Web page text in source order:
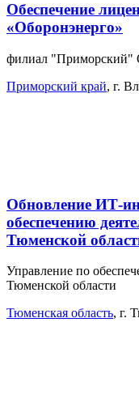
Обеспечение
«Оборонэнерго»
филиал "Приморский"
Приморский край, г.
Обновление ИТ-
обеспечению
Тюменской
Управление по
Тюменской области
Тюменская область, г.